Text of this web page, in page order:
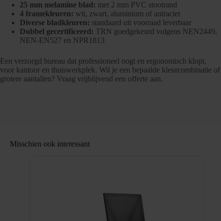
25 mm melamine blad: met 2 mm PVC stootrand
4 framekleuren: wit, zwart, aluminium of antraciet
Diverse bladkleuren: standaard uit voorraad leverbaar
Dubbel gecertificeerd: TRN goedgekeurd volgens NEN2449,
NEN-EN527 en NPR1813
Een verzorgd bureau dat professioneel oogt en ergonomisch klopt,
voor kantoor en thuiswerkplek. Wil je een bepaalde kleurcombinatie of
grotere aantallen? Vraag vrijblijvend een offerte aan.
Misschien ook interessant